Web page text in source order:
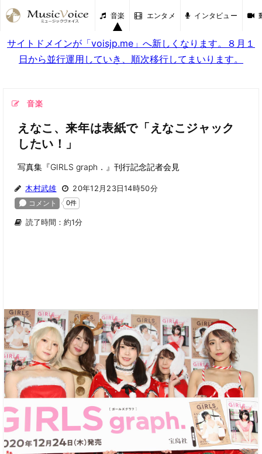
音楽 エンタメ インタビュー
サイトドメインが「voisjp.me」へ新しくなります。８月１
日から並行運用していき、順次移行してまいります。
音楽
えなこ、来年は表紙で「えなこジャック
したい！」
写真集『GIRLS graph．』刊行記念記者会見
木村武雄 20年12月23日14時50分
読了時間：約1分